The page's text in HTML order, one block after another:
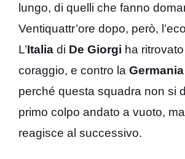
lungo, di quelli che fanno
Ventiquattr’ore dopo, però,
L’Italia di De Giorgi ha
coraggio, e contro la Germania
perché questa squadra non si
primo colpo andato a vuoto,
reagisce al successivo.